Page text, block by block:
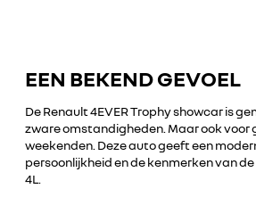
EEN BEKEND GEVOEL
De Renault 4EVER Trophy showcar is
zware omstandigheden. Maar ook voor
weekenden. Deze auto geeft een
persoonlijkheid en de kenmerken van
4L.